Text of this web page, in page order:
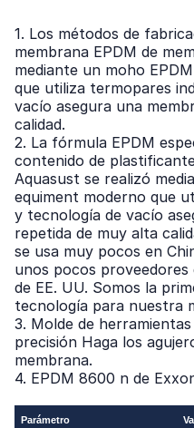
1. Los métodos de
membrana EPDM de
mediante un moho
que utiliza termopares
vacío asegura una
calidad.
2. La fórmula EPDM
contenido de
Aquasust se realizó
equiment moderno que
y tecnología de vacío
repetida de muy alta
se usa muy pocos en
unos pocos proveedores
de EE. UU. Somos la
tecnología para nuestra
3. Molde de
precisión Haga los
membrana.
4. EPDM 8600 n de
Parámetro